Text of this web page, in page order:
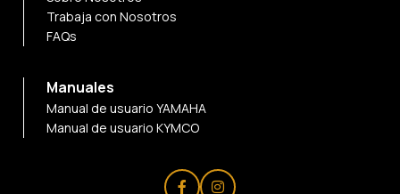
Trabaja con Nosotros
FAQs
Manuales
Manual de usuario YAMAHA
Manual de usuario KYMCO